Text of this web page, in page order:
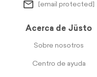
[email protected]
Acerca de Jüsto
Sobre nosotros
Centro de ayuda